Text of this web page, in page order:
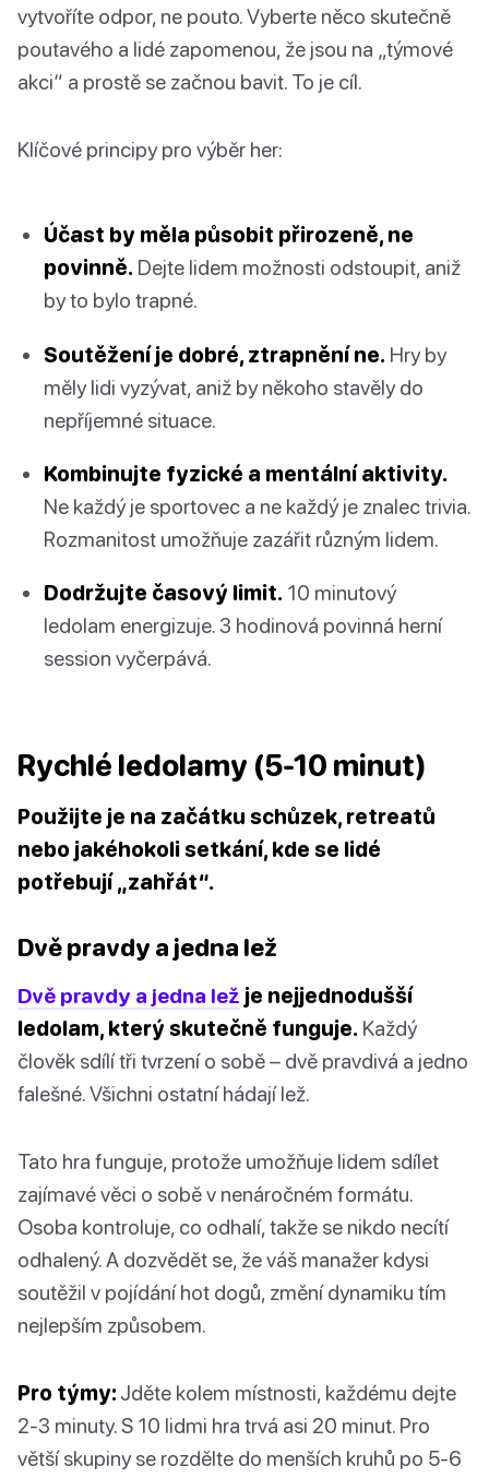
vytvoříte odpor, ne pouto. Vyberte něco skutečně
poutavého a lidé zapomenou, že jsou na „týmové
akci“ a prostě se začnou bavit. To je cíl.
Klíčové principy pro výběr her:
Účast by měla působit přirozeně, ne
povinně. Dejte lidem možnosti odstoupit, aniž
by to bylo trapné.
Soutěžení je dobré, ztrapnění ne. Hry by
měly lidi vyzývat, aniž by někoho stavěly do
nepříjemné situace.
Kombinujte fyzické a mentální aktivity.
Ne každý je sportovec a ne každý je znalec trivia.
Rozmanitost umožňuje zazářit různým lidem.
Dodržujte časový limit. 10 minutový
ledolam energizuje. 3 hodinová povinná herní
session vyčerpává.
Rychlé ledolamy (5-10 minut)
Použijte je na začátku schůzek, retreatů
nebo jakéhokoli setkání, kde se lidé
potřebují „zahřát“.
Dvě pravdy a jedna lež
Dvě pravdy a jedna lež je nejjednodušší
ledolam, který skutečně funguje. Každý
člověk sdílí tři tvrzení o sobě – dvě pravdivá a jedno
falešné. Všichni ostatní hádají lež.
Tato hra funguje, protože umožňuje lidem sdílet
zajímavé věci o sobě v nenáročném formátu.
Osoba kontroluje, co odhalí, takže se nikdo necítí
odhalený. A dozvědět se, že váš manažer kdysi
soutěžil v pojídání hot dogů, změní dynamiku tím
nejlepším způsobem.
Pro týmy: Jděte kolem místnosti, každému dejte
2-3 minuty. S 10 lidmi hra trvá asi 20 minut. Pro
větší skupiny se rozdělte do menších kruhů po 5-6